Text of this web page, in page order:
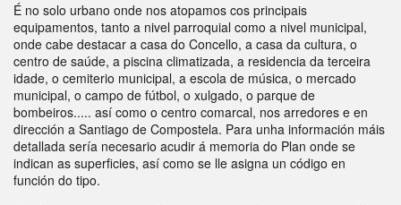
É no solo urbano onde nos atopamos cos principais
equipamentos, tanto a nivel parroquial como a nivel municipal,
onde cabe destacar a casa do Concello, a casa da cultura, o
centro de saúde, a piscina climatizada, a residencia da terceira
idade, o cemiterio municipal, a escola de música, o mercado
municipal, o campo de fútbol, o xulgado, o parque de
bombeiros..... así como o centro comarcal, nos arredores e en
dirección a Santiago de Compostela. Para unha información máis
detallada sería necesario acudir á memoria do Plan onde se
indican as superficies, así como se lle asigna un código en
función do tipo.